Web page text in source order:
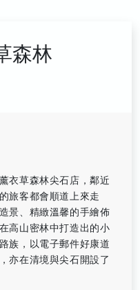
森林
衣草森林尖石店，鄰近
旅客都會順道上來走
景、精緻溫馨的手繪佈
高山密林中打造出的小
族，以電子郵件好康道
亦在清境與尖石開設了